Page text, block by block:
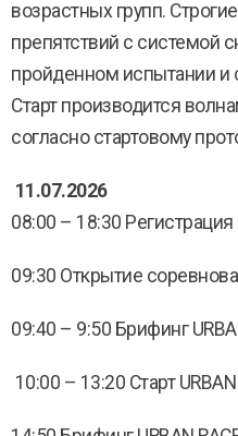
возрастных групп.
препятствий с системой
пройденном испытании и
Старт производится
согласно стартовому
11.07.2026
08:00 – 18:30
09:30 Открытие
09:40 – 9:50 Брифинг
10:00 – 13:20 Старт